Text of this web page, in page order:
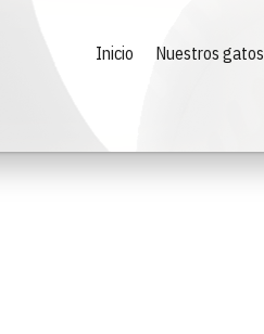
Inicio Nuestros gatos